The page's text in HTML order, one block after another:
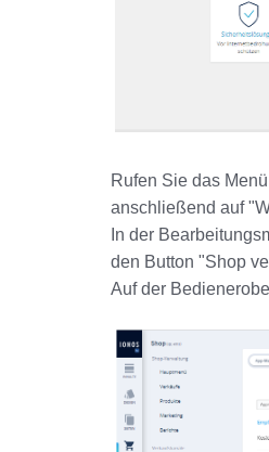
Rufen Sie das
anschließend auf
In der
den Button "Shop
Auf der